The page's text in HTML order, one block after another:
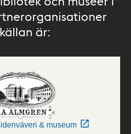
är:
& museum